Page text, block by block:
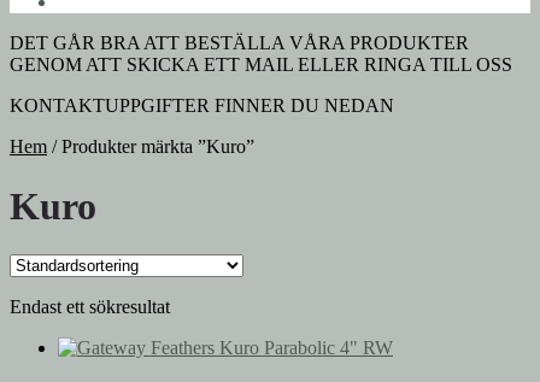
DET GÅR BRA ATT BESTÄLLA VÅRA PRODUKTER
GENOM ATT SKICKA ETT MAIL ELLER RINGA TILL OSS
KONTAKTUPPGIFTER FINNER DU NEDAN
Hem /Produkter märkta ”Kuro”
Kuro
Endast ett sökresultat